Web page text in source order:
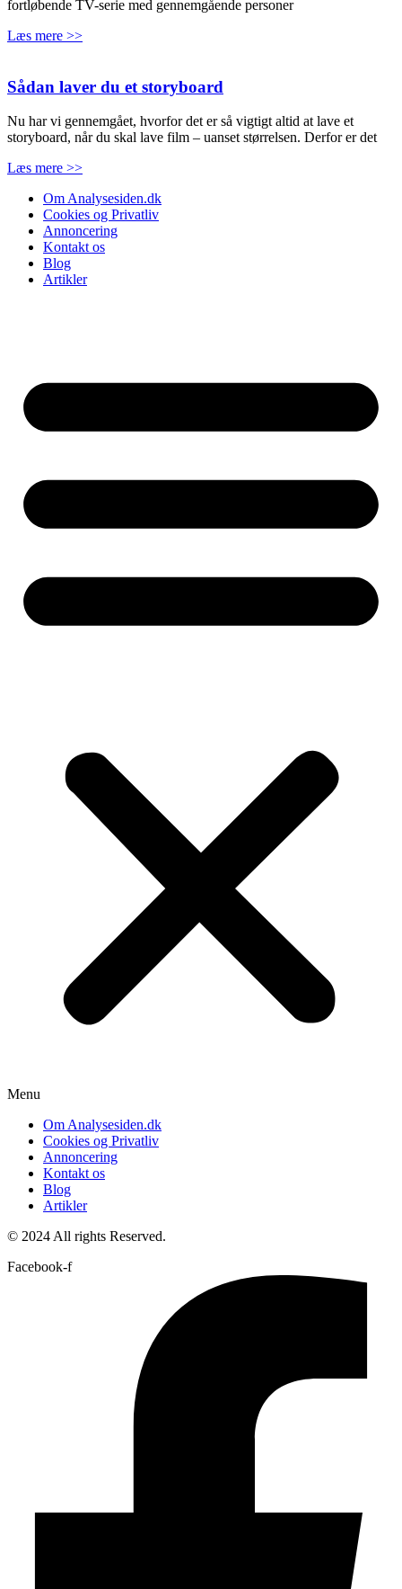
fortløbende TV-serie med gennemgående personer
Læs mere >>
Sådan laver du et storyboard
Nu har vi gennemgået, hvorfor det er så vigtigt altid at lave et
storyboard, når du skal lave film – uanset størrelsen. Derfor er det
Læs mere >>
Om Analysesiden.dk
Cookies og Privatliv
Annoncering
Kontakt os
Blog
Artikler
Menu
Om Analysesiden.dk
Cookies og Privatliv
Annoncering
Kontakt os
Blog
Artikler
© 2024 All rights Reserved.
Facebook-f